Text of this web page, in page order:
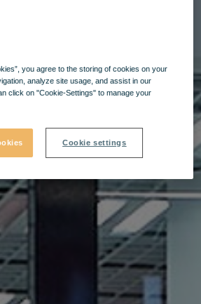
you agree to the storing of cookies on your
analyze site usage, and assist in our
click on "Cookie-Settings" to manage your
Cookie settings